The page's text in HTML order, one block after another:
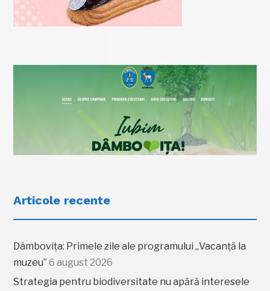
Articole recente
Dâmbovița: Primele zile ale programului „Vacanță la
muzeu” 6 august 2026
Strategia pentru biodiversitate nu apără interesele